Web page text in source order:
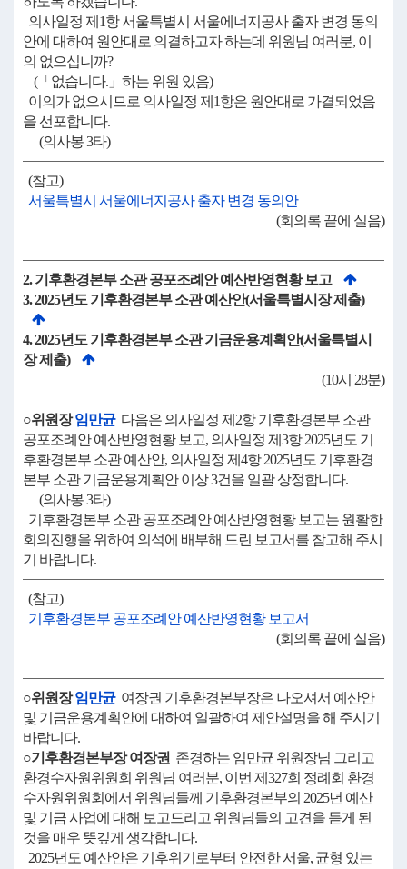
의사일정 제1항 서울특별시 서울에너지공사 출자 변경 동의
안에 대하여 원안대로 의결하고자 하는데 위원님 여러분, 이
의 없으십니까?
(「없습니다.」하는 위원 있음)
이의가 없으시므로 의사일정 제1항은 원안대로 가결되었음
을 선포합니다.
(의사봉 3타)
(참고)
서울특별시 서울에너지공사 출자 변경 동의안
(회의록 끝에 실음)
2. 기후환경본부 소관 공포조례안 예산반영현황 보고
3. 2025년도 기후환경본부 소관 예산안(서울특별시장 제출)
4. 2025년도 기후환경본부 소관 기금운용계획안(서울특별시
장 제출)
(10시 28분)
○위원장임만균다음은 의사일정 제2항 기후환경본부 소관
공포조례안 예산반영현황 보고, 의사일정 제3항 2025년도 기
후환경본부 소관 예산안, 의사일정 제4항 2025년도 기후환경
본부 소관 기금운용계획안 이상 3건을 일괄 상정합니다.
(의사봉 3타)
기후환경본부 소관 공포조례안 예산반영현황 보고는 원활한
회의진행을 위하여 의석에 배부해 드린 보고서를 참고해 주시
기 바랍니다.
(참고)
기후환경본부 공포조례안 예산반영현황 보고서
(회의록 끝에 실음)
○위원장임만균여장권 기후환경본부장은 나오셔서 예산안
및 기금운용계획안에 대하여 일괄하여 제안설명을 해 주시기
바랍니다.
○기후환경본부장 여장권 존경하는 임만균 위원장님 그리고
환경수자원위원회 위원님 여러분, 이번 제327회 정례회 환경
수자원위원회에서 위원님들께 기후환경본부의 2025년 예산
및 기금 사업에 대해 보고드리고 위원님들의 고견을 듣게 된
것을 매우 뜻깊게 생각합니다.
2025년도 예산안은 기후위기로부터 안전한 서울, 균형 있는